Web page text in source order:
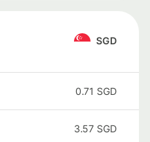
SGD
0.71 SGD
3.57 SGD